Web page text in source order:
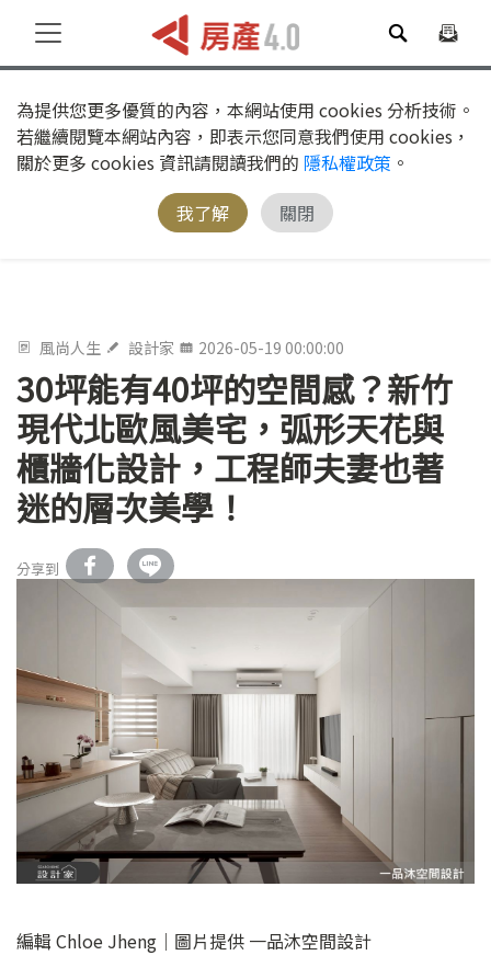
為提供您更多優質的內容，本網站使用 cookies 分析技術。
若繼續閱覽本網站內容，即表示您同意我們使用 cookies，
關於更多 cookies 資訊請閱讀我們的 隱私權政策 。
我了解
關閉
風尚人生 設計家 2026-05-19 00:00:00
30坪能有40坪的空間感？新竹
現代北歐風美宅，弧形天花與
櫃牆化設計，工程師夫妻也著
迷的層次美學！
分享到
編輯 Chloe Jheng｜圖片提供 一品沐空間設計